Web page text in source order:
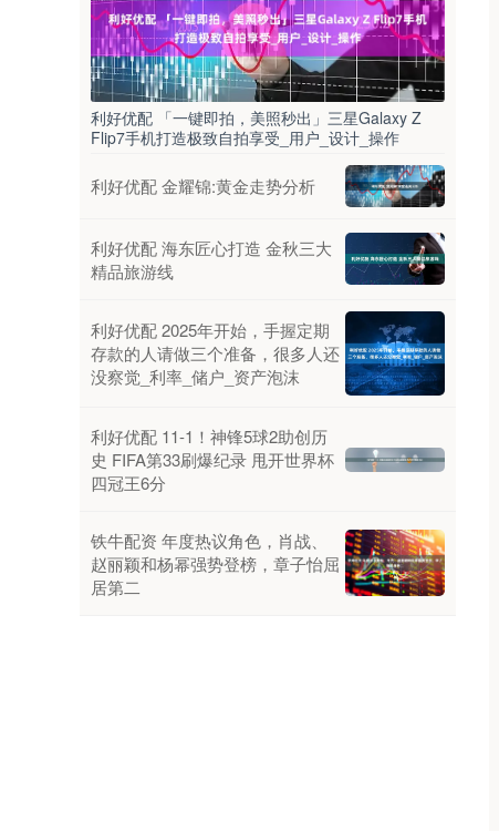
利好优配 「一键即拍，美照秒出」三星Galaxy Z
Flip7手机打造极致自拍享受_用户_设计_操作
利好优配 金耀锦:黄金走势分析
利好优配 海东匠心打造 金秋三大
精品旅游线
利好优配 2025年开始，手握定期
存款的人请做三个准备，很多人还
没察觉_利率_储户_资产泡沫
利好优配 11-1！神锋5球2助创历
史 FIFA第33刷爆纪录 甩开世界杯
四冠王6分
铁牛配资 年度热议角色，肖战、
赵丽颖和杨幂强势登榜，章子怡屈
居第二